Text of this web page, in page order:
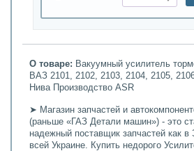
О товаре: Вакуумный усилитель
ВАЗ 2101, 2102, 2103, 2104, 2105,
Нива Производство ASR
➤ Магазин запчастей и
(раньше «ГАЗ Детали машин») - это
надежный поставщик запчастей как в
всей Украине. Купить недорого